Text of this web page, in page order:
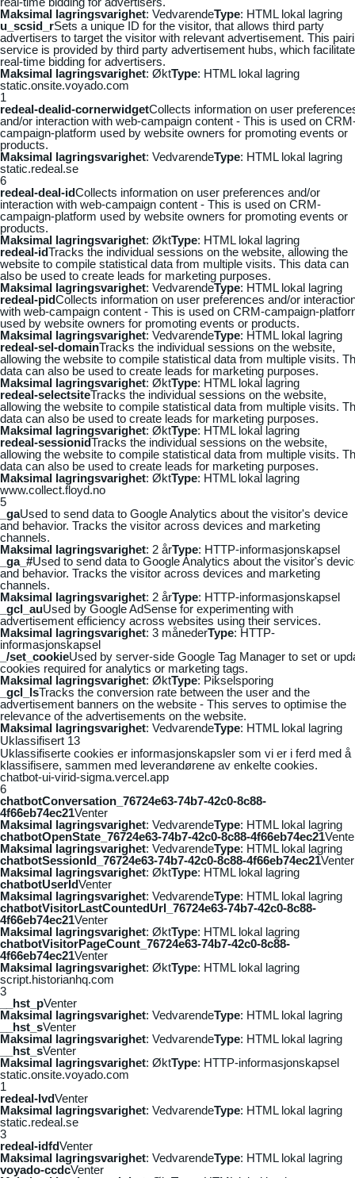
Maksimal lagringsvarighet: VedvarendeType: HTML lokal lagring
u_scsid_rSets a unique ID for the visitor, that allows third party
advertisers to target the visitor with relevant advertisement. This
service is provided by third party advertisement hubs, which
real-time bidding for advertisers.
Maksimal lagringsvarighet: ØktType: HTML lokal lagring
static.onsite.voyado.com
1
redeal-dealid-cornerwidgetCollects information on user
and/or interaction with web-campaign content - This is used on
campaign-platform used by website owners for promoting events or
products.
Maksimal lagringsvarighet: VedvarendeType: HTML lokal lagring
static.redeal.se
6
redeal-deal-idCollects information on user preferences and/or
interaction with web-campaign content - This is used on CRM-
campaign-platform used by website owners for promoting events or
products.
Maksimal lagringsvarighet: ØktType: HTML lokal lagring
redeal-idTracks the individual sessions on the website, allowing the
website to compile statistical data from multiple visits. This data can
also be used to create leads for marketing purposes.
Maksimal lagringsvarighet: VedvarendeType: HTML lokal lagring
redeal-pidCollects information on user preferences and/or
with web-campaign content - This is used on CRM-campaign-
used by website owners for promoting events or products.
Maksimal lagringsvarighet: VedvarendeType: HTML lokal lagring
redeal-sel-domainTracks the individual sessions on the website,
allowing the website to compile statistical data from multiple visits.
data can also be used to create leads for marketing purposes.
Maksimal lagringsvarighet: ØktType: HTML lokal lagring
redeal-selectsiteTracks the individual sessions on the website,
allowing the website to compile statistical data from multiple visits.
data can also be used to create leads for marketing purposes.
Maksimal lagringsvarighet: ØktType: HTML lokal lagring
redeal-sessionidTracks the individual sessions on the website,
allowing the website to compile statistical data from multiple visits.
data can also be used to create leads for marketing purposes.
Maksimal lagringsvarighet: ØktType: HTML lokal lagring
www.collect.floyd.no
5
_gaUsed to send data to Google Analytics about the visitor's device
and behavior. Tracks the visitor across devices and marketing
channels.
Maksimal lagringsvarighet: 2 årType: HTTP-informasjonskapsel
_ga_#Used to send data to Google Analytics about the visitor's
and behavior. Tracks the visitor across devices and marketing
channels.
Maksimal lagringsvarighet: 2 årType: HTTP-informasjonskapsel
_gcl_auUsed by Google AdSense for experimenting with
advertisement efficiency across websites using their services.
Maksimal lagringsvarighet: 3 månederType: HTTP-
informasjonskapsel
_/set_cookieUsed by server-side Google Tag Manager to set or
cookies required for analytics or marketing tags.
Maksimal lagringsvarighet: ØktType: Pikselsporing
_gcl_lsTracks the conversion rate between the user and the
advertisement banners on the website - This serves to optimise the
relevance of the advertisements on the website.
Maksimal lagringsvarighet: VedvarendeType: HTML lokal lagring
Uklassifisert 13
Uklassifiserte cookies er informasjonskapsler som vi er i ferd med å
klassifisere, sammen med leverandørene av enkelte cookies.
chatbot-ui-virid-sigma.vercel.app
6
chatbotConversation_76724e63-74b7-42c0-8c88-
4f66eb74ec21Venter
Maksimal lagringsvarighet: VedvarendeType: HTML lokal lagring
chatbotOpenState_76724e63-74b7-42c0-8c88-4f66eb74ec21
Maksimal lagringsvarighet: VedvarendeType: HTML lokal lagring
chatbotSessionId_76724e63-74b7-42c0-8c88-4f66eb74ec21Venter
Maksimal lagringsvarighet: ØktType: HTML lokal lagring
chatbotUserIdVenter
Maksimal lagringsvarighet: VedvarendeType: HTML lokal lagring
chatbotVisitorLastCountedUrl_76724e63-74b7-42c0-8c88-
4f66eb74ec21Venter
Maksimal lagringsvarighet: ØktType: HTML lokal lagring
chatbotVisitorPageCount_76724e63-74b7-42c0-8c88-
4f66eb74ec21Venter
Maksimal lagringsvarighet: ØktType: HTML lokal lagring
script.historianhq.com
3
__hst_pVenter
Maksimal lagringsvarighet: VedvarendeType: HTML lokal lagring
__hst_sVenter
Maksimal lagringsvarighet: VedvarendeType: HTML lokal lagring
__hst_sVenter
Maksimal lagringsvarighet: ØktType: HTTP-informasjonskapsel
static.onsite.voyado.com
1
redeal-lvdVenter
Maksimal lagringsvarighet: VedvarendeType: HTML lokal lagring
static.redeal.se
3
redeal-idfdVenter
Maksimal lagringsvarighet: VedvarendeType: HTML lokal lagring
voyado-ccdcVenter